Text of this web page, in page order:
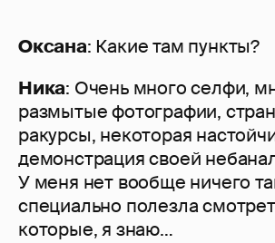
Оксана: Какие там пункты?
Ника: Очень много селфи,
размытые фотографии,
ракурсы, некоторая
демонстрация своей
У меня нет вообще ничего
специально полезла
которые, я знаю…